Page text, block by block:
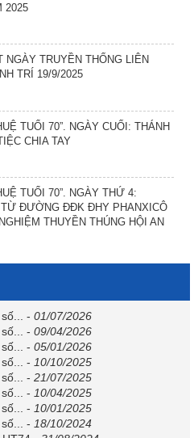
2025
NGÀY TRUYỀN THỐNG LIÊN
TRÍ 19/9/2025
TUỔI 70”. NGÀY CUỐI: THÁNH
CHIA TAY
TUỔI 70”. NGÀY THỨ 4:
ĐƯỜNG ĐĐK ĐHY PHANXICÔ
THUYỀN THÚNG HỘI AN
- 01/07/2026
- 09/04/2026
- 05/01/2026
- 10/10/2025
- 21/07/2025
- 10/04/2025
- 10/01/2025
- 18/10/2024